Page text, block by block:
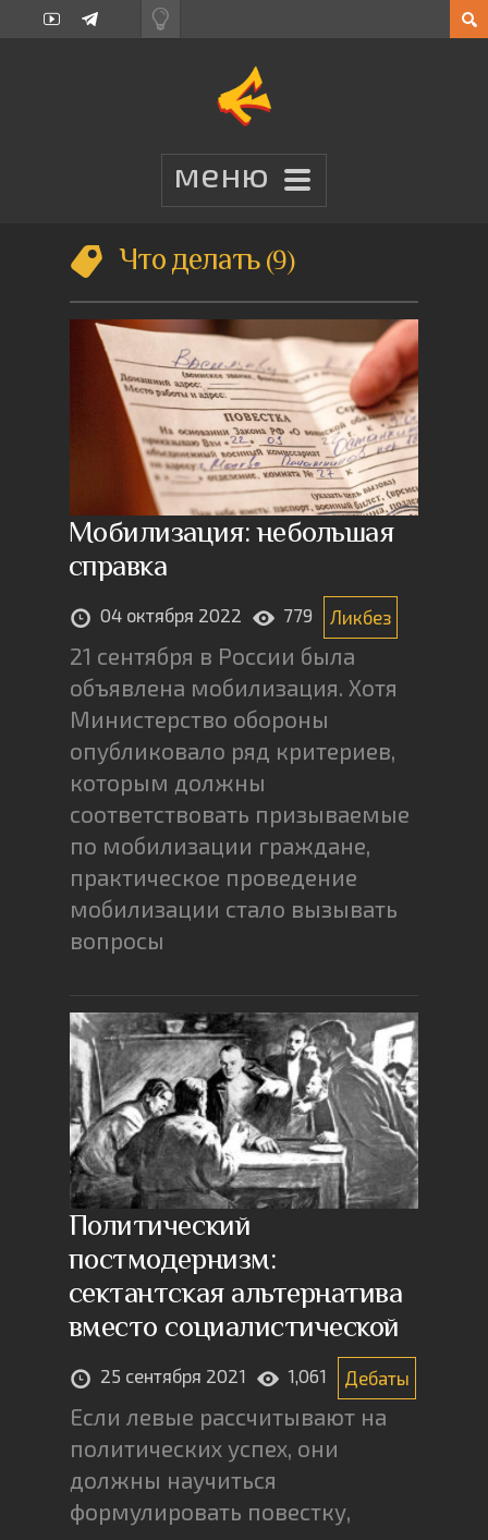
Что делать 9
Мобилизация: небольшая
справка
04 октября 2022 779 Ликбез
21 сентября в России была
объявлена мобилизация. Хотя
Министерство обороны
опубликовало ряд критериев,
которым должны
соответствовать призываемые
по мобилизации граждане,
практическое проведение
мобилизации стало вызывать
вопросы
Политический
постмодернизм:
сектантская альтернатива
вместо социалистической
25 сентября 2021 1,061 Дебаты
Если левые рассчитывают на
политических успех, они
должны научиться
формулировать повестку,